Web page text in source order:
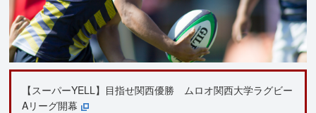
【スーパーYELL】目指せ関西優勝 ムロオ関西大学ラグビー
Aリーグ開幕